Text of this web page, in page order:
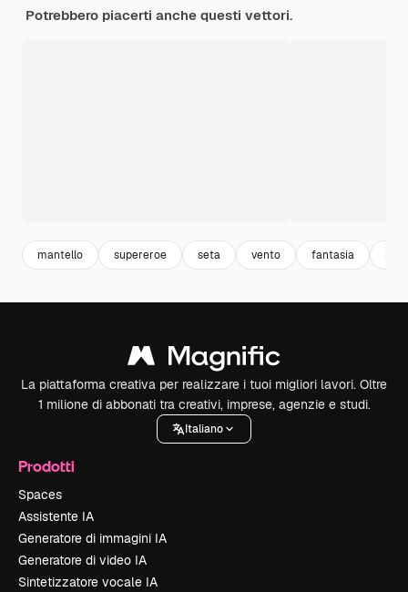
Potrebbero piacerti anche questi vettori.
mantello supereroe seta vento fantasia
La piattaforma creativa per realizzare i tuoi migliori lavori. Oltre
1 milione di abbonati tra creativi, imprese, agenzie e studi.
Italiano
Prodotti
Spaces
Assistente IA
Generatore di immagini IA
Generatore di video IA
Sintetizzatore vocale IA